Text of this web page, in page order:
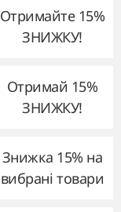
Отримайте 15%
ЗНИЖКУ!
Отримай 15%
ЗНИЖКУ!
Знижка 15% на
вибрані товари